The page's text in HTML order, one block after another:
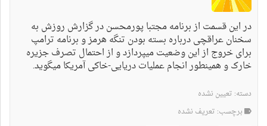
در این قسمت از برنامه مجتبا پورمحسن در گزارش روزش به
سخنان عراقچی درباره بسته بودن تنگه هرمز و برنامه ترامپ
برای خروج از این وضعیت میپردازد و از احتمال تصرف جزیره
خارک و همینطور انجام عملیات دریایی-خاکی آمریکا میگوید.
دسته: تعیین نشده
برچسب: تعریف نشده